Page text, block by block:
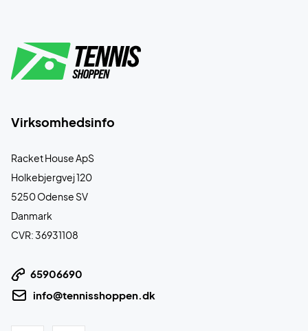
Virksomhedsinfo
Racket House ApS
Holkebjergvej 120
5250 Odense SV
Danmark
CVR: 36931108
65906690
info@tennisshoppen.dk